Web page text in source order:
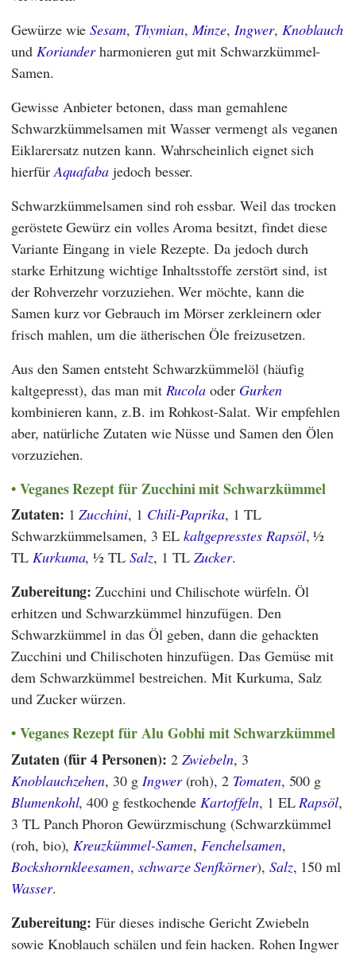
Gewürze wieSesam, Thymian,Minze,Ingwer, Knoblauch
und Korianderharmonieren gut mit Schwarzkümmel-
Samen.
Gewisse Anbieter betonen, dass man gemahlene
Schwarzkümmelsamen mit Wasser vermengt als veganen
Eiklarersatz nutzen kann. Wahrscheinlich eignet sich
hierfürAquafaba jedoch besser.
Schwarzkümmelsamen sind roh essbar. Weil das trocken
geröstete Gewürz ein volles Aroma besitzt, findet diese
Variante Eingang in viele Rezepte. Da jedoch durch
starke Erhitzung wichtige Inhaltsstoffe zerstört sind, ist
der Rohverzehr vorzuziehen. Wer möchte, kann die
Samen kurz vor Gebrauch im Mörser zerkleinern oder
frisch mahlen, um die ätherischen Öle freizusetzen.
Aus den Samen entsteht Schwarzkümmelöl (häufig
kaltgepresst), das man mit Rucola oder Gurken
kombinieren kann, z.B. im Rohkost-Salat. Wir empfehlen
aber, natürliche Zutaten wie Nüsse und Samen den Ölen
vorzuziehen.
Veganes Rezept für Zucchini mit Schwarzkümmel
Zutaten: 1Zucchini, 1 Chili-Paprika, 1 TL
Schwarzkümmelsamen, 3 EL kaltgepresstes Rapsöl, ½
TL Kurkuma, ½ TLSalz, 1 TL Zucker.
Zubereitung:Zucchini und Chilischote würfeln. Öl
erhitzen und Schwarzkümmel hinzufügen. Den
Schwarzkümmel in das Öl geben, dann die gehackten
Zucchini und Chilischoten hinzufügen. Das Gemüse mit
dem Schwarzkümmel bestreichen. Mit Kurkuma, Salz
und Zucker würzen.
Veganes Rezept für Alu Gobhi mit Schwarzkümmel
Zutaten (für 4 Personen): 2 Zwiebeln, 3
Knoblauchzehen, 30 g Ingwer(roh), 2 Tomaten, 500 g
Blumenkohl, 400 g festkochende Kartoffeln, 1 EL Rapsöl,
3 TL Panch Phoron Gewürzmischung (Schwarzkümmel
(roh, bio), Kreuzkümmel-Samen, Fenchelsamen,
Bockshornkleesamen, schwarze Senfkörner), Salz, 150 ml
Wasser.
Zubereitung:Für dieses indische Gericht Zwiebeln
sowie Knoblauch schälen und fein hacken. Rohen Ingwer